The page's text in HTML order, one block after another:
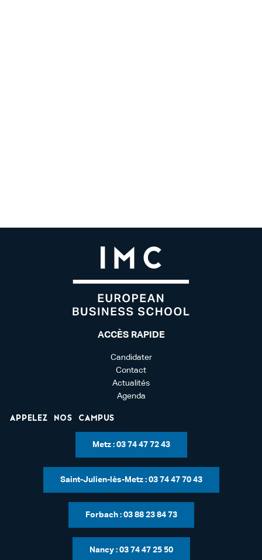
ACCÈS RAPIDE
Candidater
Contact
Actualités
Agenda
Appelez nos campus
Metz : 03 74 47 72 43
Saint-Julien-lès-Metz : 03 74 47 70 43
Forbach : 03 88 23 84 73
Nancy : 03 74 47 25 50